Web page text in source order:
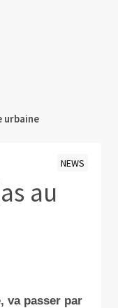
urbaine
NEWS
au
va passer par